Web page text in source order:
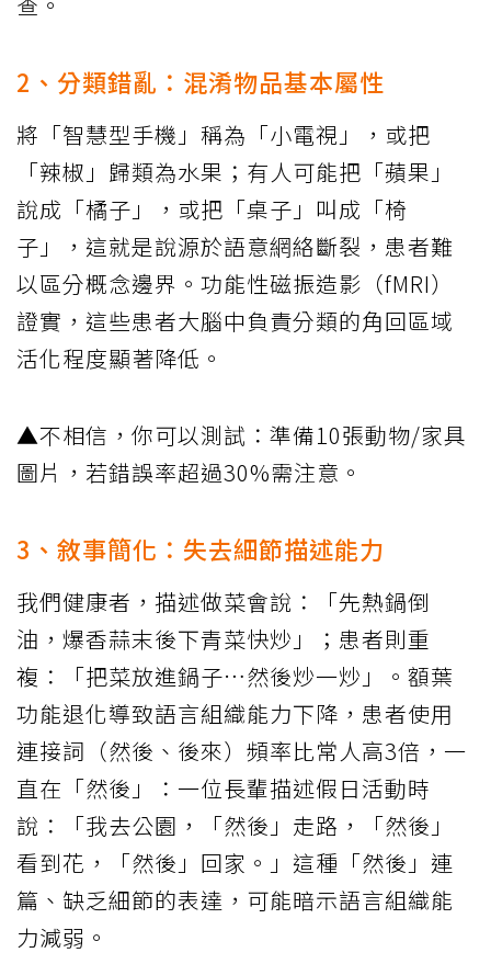
2、分類錯亂：混淆物品基本屬性
將「智慧型手機」稱為「小電視」，或把
「辣椒」歸類為水果；有人可能把「蘋果」
說成「橘子」，或把「桌子」叫成「椅
子」，這就是說源於語意網絡斷裂，患者難
以區分概念邊界。功能性磁振造影（fMRI）
證實，這些患者大腦中負責分類的角回區域
活化程度顯著降低。
▲不相信，你可以測試：準備10張動物/家具
圖片，若錯誤率超過30%需注意。
3、敘事簡化：失去細節描述能力
我們健康者，描述做菜會說：「先熱鍋倒
油，爆香蒜末後下青菜快炒」；患者則重
複：「把菜放進鍋子…然後炒一炒」。額葉
功能退化導致語言組織能力下降，患者使用
連接詞（然後、後來）頻率比常人高3倍，一
直在「然後」：一位長輩描述假日活動時
說：「我去公園，「然後」走路，「然後」
看到花，「然後」回家。」這種「然後」連
篇、缺乏細節的表達，可能暗示語言組織能
力減弱。